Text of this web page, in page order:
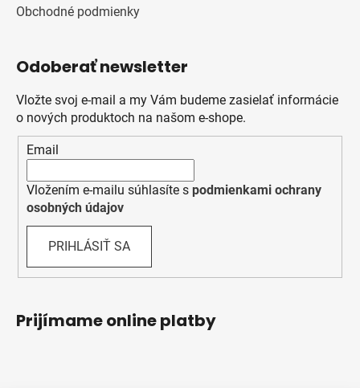
Obchodné podmienky
Odoberať newsletter
Vložte svoj e-mail a my Vám budeme zasielať informácie
o nových produktoch na našom e-shope.
Email
Vložením e-mailu súhlasíte s podmienkami ochrany
osobných údajov
PRIHLÁSIŤ SA
Prijímame online platby